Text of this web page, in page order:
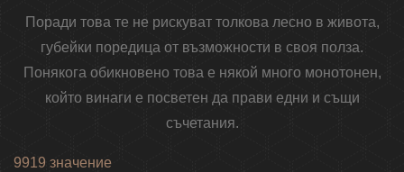
Поради това те не рискуват толкова лесно в живота,
губейки поредица от възможности в своя полза.
Понякога обикновено това е някой много монотонен,
който винаги е посветен да прави едни и същи
съчетания.
9919 значение